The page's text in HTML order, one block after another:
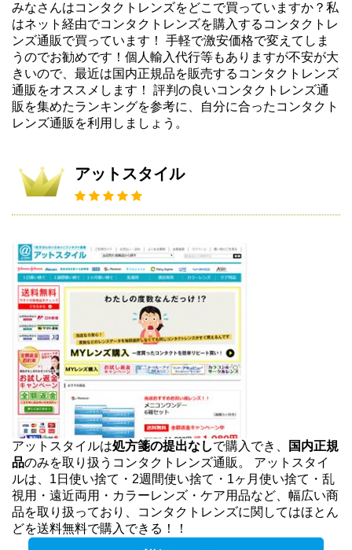
みなさんはコンタクトレンズをどこで買っていますか？私
はネット経由でコンタクトレンズを購入するコンタクトレ
ンズ通販で買っています！ 手軽で激安価格で変えてしま
うのでお勧めです！個人輸入代行等もありますが不安が大
きいので、最近は国内正規品を販売するコンタクトレンズ
通販をオススメします！ 評判の良いコンタクトレンズ通
販を集めたランキングを参考に、自分に合ったコンタクト
レンズ通販を利用しましょう。
アットスタイル
アットスタイルは処方箋の提出なしで購入でき、
国内正規
品のみを取り扱うコンタクトレンズ通販。 アットスタイ
ルは、1日使い捨て・2週間使い捨て・1ヶ月使い捨て・乱
視用・遠近両用・カラーレンズ・ケア用品など、幅広い商
品を取り扱っており、コンタクトレンズに関してはほとん
どを送料無料で購入できる！！